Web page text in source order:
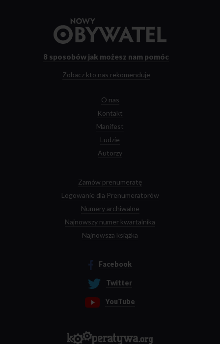
strony
8 sposobów jak możesz nam pomóc
Zobacz kto nas rekomenduje
O nas
Kontakt
Manifest
Ludzie
Autorzy
Zamów prenumeratę
Logowanie dla Prenumeratorów
Numery archiwalne
Najnowszy numer kwartalnika
Najnowsza książka
Facebook
Twitter
YouTube